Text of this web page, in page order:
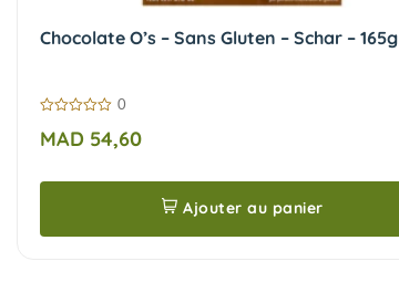
Chocolate O’s – Sans Gluten – Schar – 165g
sur
5
0
MAD 54,60
Ajouter au panier